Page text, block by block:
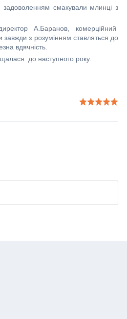
задоволенням смакували млинці з
А.Баранов, комерційний
з розумінням ставляться до
вдячність.
до наступного року.